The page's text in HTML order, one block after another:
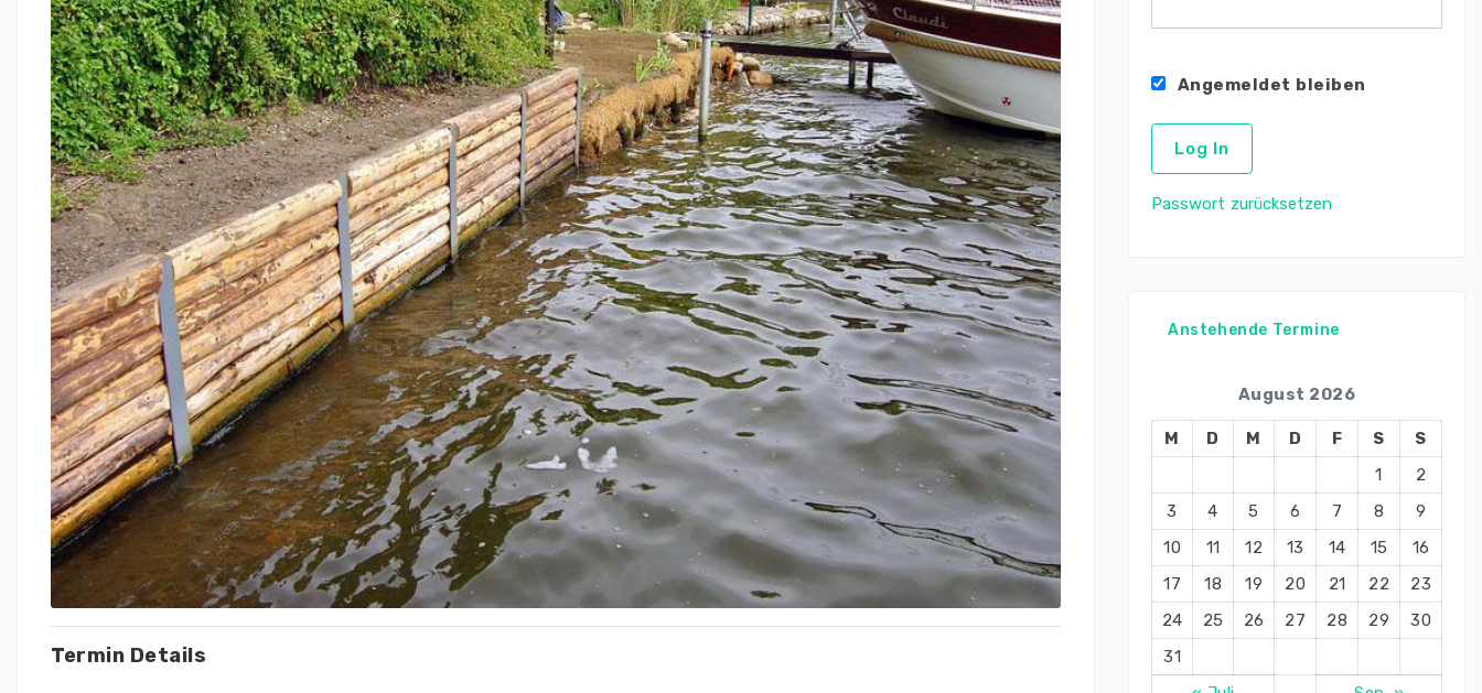
Termin Details
Angemeldet bleiben
Passwort zurücksetzen
Anstehende Termine
August 2026
M D M D F S
S
1
2
3
4 5 6 7 8
9
10
11 12 13 14 15
16
17
18 19 20 21 22
23
24
25 26 27 28 29
30
31